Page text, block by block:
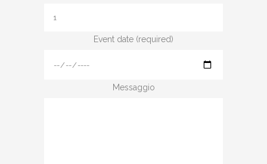
Event date (required)
Messaggio